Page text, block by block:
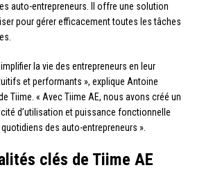
auto-entrepreneurs. Il offre une solution
pour gérer efficacement toutes les tâches
la vie des entrepreneurs en leur
et performants », explique Antoine
Tiime. « Avec Tiime AE, nous avons créé un
d’utilisation et puissance fonctionnelle
des auto-entrepreneurs ».
clés de Tiime AE